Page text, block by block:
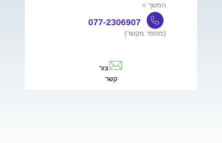
המשך >
077-2306907
(מספר מקשר)
צור
קשר